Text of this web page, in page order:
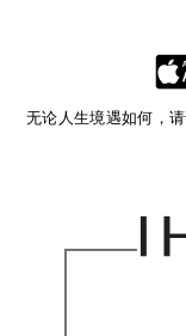
无论人生境遇如何，